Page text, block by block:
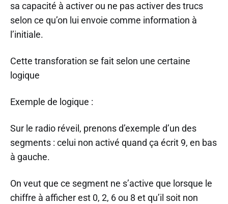
sa capacité à activer ou ne pas activer des trucs
selon ce qu’on lui envoie comme information à
l’initiale.
Cette transforation se fait selon une certaine
logique
Exemple de logique :
Sur le radio réveil, prenons d’exemple d’un des
segments : celui non activé quand ça écrit 9, en bas
à gauche.
On veut que ce segment ne s’active que lorsque le
chiffre à afficher est 0, 2, 6 ou 8 et qu’il soit non